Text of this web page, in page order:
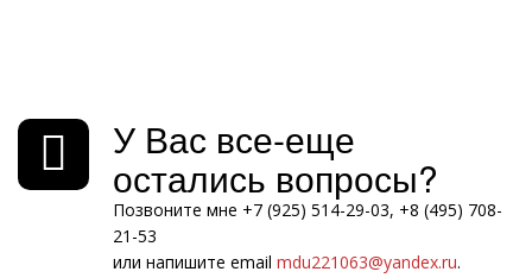
У Вас все-еще
остались вопросы?
Позвоните мне +7 (925) 514-29-03, +8 (495) 708-
21-53
или напишите email mdu221063@yandex.ru.